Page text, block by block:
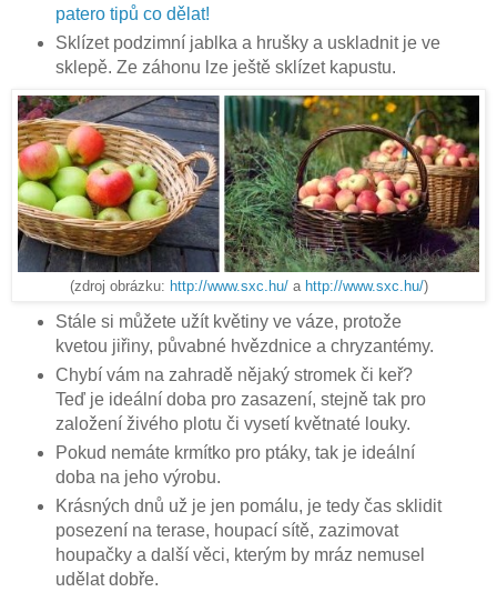
patero tipů co dělat!
Sklízet podzimní jablka a hrušky a uskladnit je ve
sklepě. Ze záhonu lze ještě sklízet kapustu.
(zdroj obrázku: http://www.sxc.hu/a http://www.sxc.hu/)
Stále si můžete užít květiny ve váze, protože
kvetou jiřiny, půvabné hvězdnice a chryzantémy.
Chybí vám na zahradě nějaký stromek či keř?
Teď je ideální doba pro zasazení, stejně tak pro
založení živého plotu či vysetí květnaté louky.
Pokud nemáte krmítko pro ptáky, tak je ideální
doba na jeho výrobu.
Krásných dnů už je jen pomálu, je tedy čas sklidit
posezení na terase, houpací sítě, zazimovat
houpačky a další věci, kterým by mráz nemusel
udělat dobře.